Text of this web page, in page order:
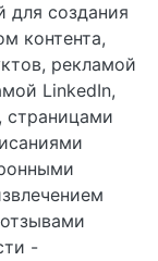
для создания
контента,
рекламой
LinkedIn,
страницами
-